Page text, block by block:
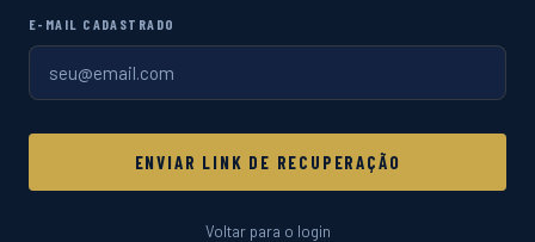
E-MAIL CADASTRADO
ENVIAR LINK DE RECUPERAÇÃO
Voltar para o login